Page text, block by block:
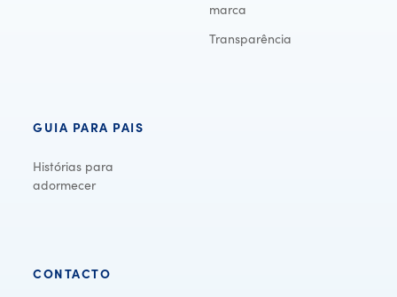
marca
Transparência
GUIA PARA PAIS
Histórias para
adormecer
CONTACTO